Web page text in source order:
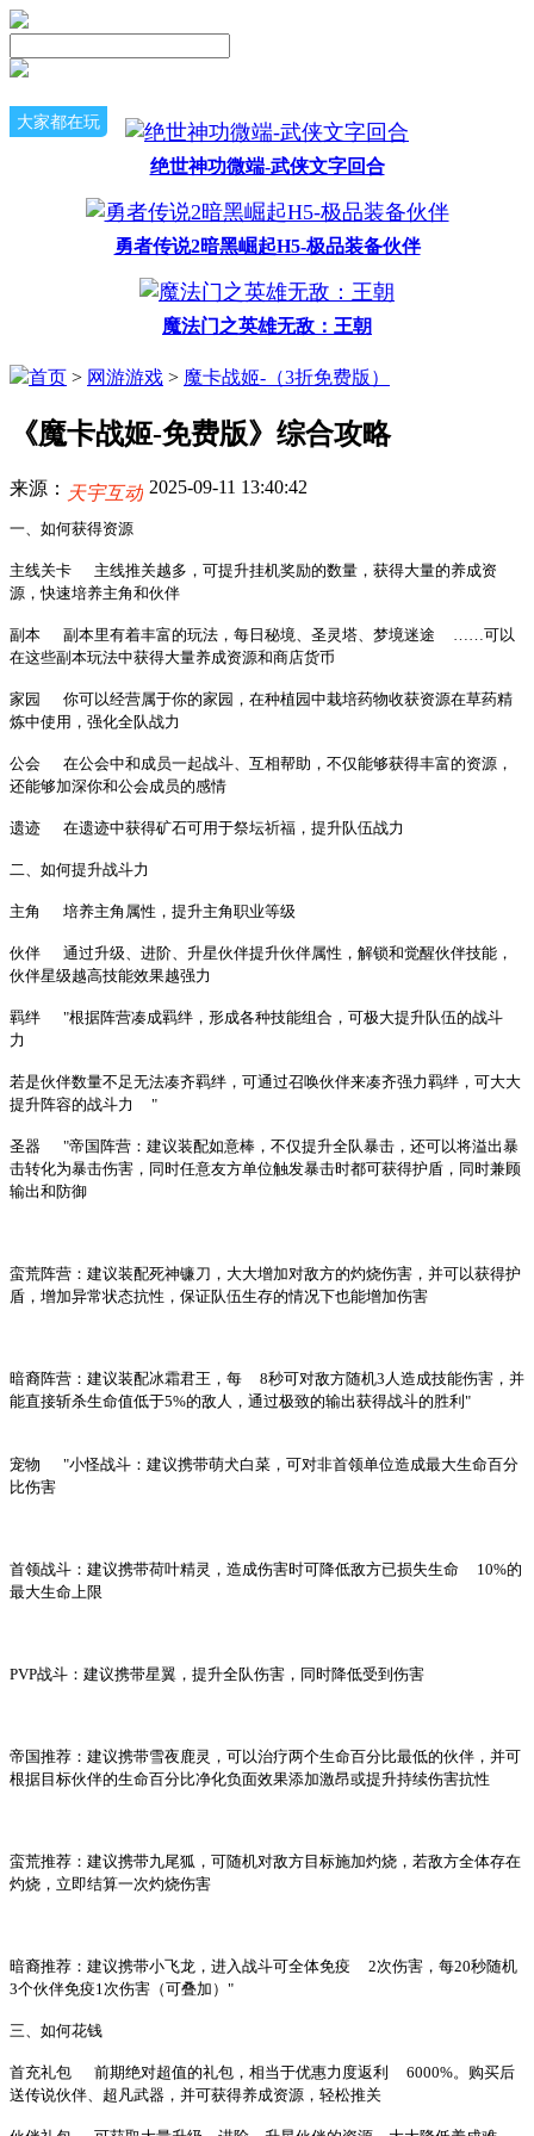
大家都在玩
绝世神功微端-武侠文字回合
勇者传说2暗黑崛起H5-极品装备伙伴
魔法门之英雄无敌：王朝
首页 > 网游游戏 > 魔卡战姬-（3折免费版）
《魔卡战姬-免费版》综合攻略
来源： 天宇互动 2025-09-11 13:40:42
一、如何获得资源
主线关卡
主线推关越多，可提升挂机奖励的数量，获得大量的养成资
源，快速培养主角和伙伴
副本 副本里有着丰富的玩法，每日秘境、圣灵塔、梦境迷途
……可以
在这些副本玩法中获得大量养成资源和商店货币
家园
你可以经营属于你的家园，在种植园中栽培药物收获资源在草药精
炼中使用，强化全队战力
公会
在公会中和成员一起战斗、互相帮助，不仅能够获得丰富的资源，
还能够加深你和公会成员的感情
遗迹 在遗迹中获得矿石可用于祭坛祈福，提升队伍战力
二、如何提升战斗力
主角 培养主角属性，提升主角职业等级
伙伴
通过升级、进阶、升星伙伴提升伙伴属性，解锁和觉醒伙伴技能，
伙伴星级越高技能效果越强力
羁绊
"根据阵营凑成羁绊，形成各种技能组合，可极大提升队伍的战斗
力
若是伙伴数量不足无法凑齐羁绊，可通过召唤伙伴来凑齐强力羁绊，可大大
提升阵容的战斗力
"
圣器
"帝国阵营：建议装配如意棒，不仅提升全队暴击，还可以将溢出暴
击转化为暴击伤害，同时任意友方单位触发暴击时都可获得护盾，同时兼顾
输出和防御
蛮荒阵营：建议装配死神镰刀，大大增加对敌方的灼烧伤害，并可以获得护
盾，增加异常状态抗性，保证队伍生存的情况下也能增加伤害
暗裔阵营：建议装配冰霜君王，每
8秒可对敌方随机3人造成技能伤害，并
能直接斩杀生命值低于5%的敌人，通过极致的输出获得战斗的胜利"
宠物
"小怪战斗：建议携带萌犬白菜，可对非首领单位造成最大生命百分
比伤害
首领战斗：建议携带荷叶精灵，造成伤害时可降低敌方已损失生命
10%的
最大生命上限
PVP战斗：建议携带星翼，提升全队伤害，同时降低受到伤害
帝国推荐：建议携带雪夜鹿灵，可以治疗两个生命百分比最低的伙伴，并可
根据目标伙伴的生命百分比净化负面效果添加激昂或提升持续伤害抗性
蛮荒推荐：建议携带九尾狐，可随机对敌方目标施加灼烧，若敌方全体存在
灼烧，立即结算一次灼烧伤害
暗裔推荐：建议携带小飞龙，进入战斗可全体免疫
2次伤害，每20秒随机
3个伙伴免疫1次伤害（可叠加）"
三、如何花钱
首充礼包 前期绝对超值的礼包，相当于优惠力度返利
6000%。购买后
送传说伙伴、超凡武器，并可获得养成资源，轻松推关